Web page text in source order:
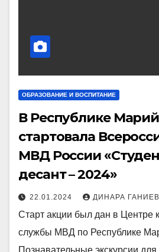
ОБРАЗОВАНИЕ И ВОСПИТАНИЕ
В Республике
стартовала
МВД России
десант – 2024»
22.01.2024 ДИНАРА
Старт акции был дан в Центре
службы МВД по Республике
Познавательные экскурсии